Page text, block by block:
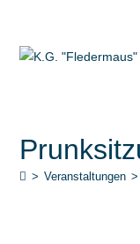
springen
> Veranstaltungen >